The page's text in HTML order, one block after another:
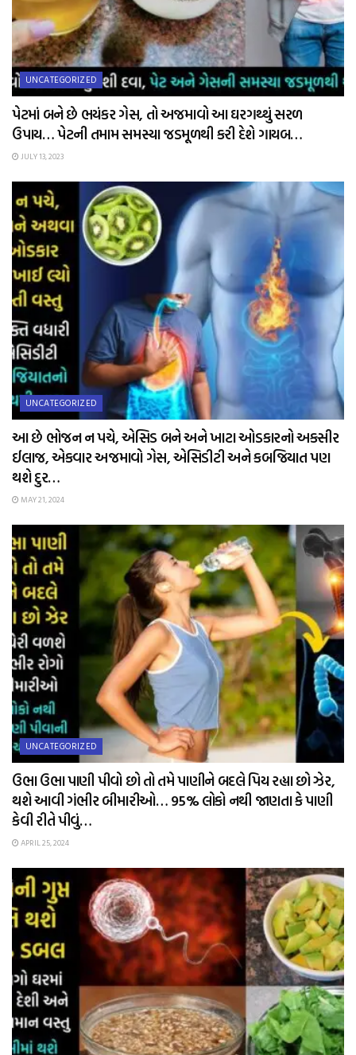
UNCATEGORIZED
પેટમાં બને છે ભયંકર ગેસ, તો અજમાવો આ ઘરગથ્થું સરળ
ઉપાય… પેટની તમામ સમસ્યા જડમૂળથી કરી દેશે ગાયબ…
JULY 13, 2023
UNCATEGORIZED
આ છે ભોજન ન પચે, એસિડ બને અને ખાટા ઓડકારનો અકસીર
ઈલાજ, એકવાર અજમાવો ગેસ, એસિડીટી અને કબજિયાત પણ
થશે દુર…
MAY 21, 2024
UNCATEGORIZED
ઉભા ઉભા પાણી પીવો છો તો તમે પાણીને બદલે પિય રહ્યા છો ઝેર,
થશે આવી ગંભીર બીમારીઓ… 95% લોકો નથી જાણતા કે પાણી
કેવી રીતે પીવું…
APRIL 25, 2024